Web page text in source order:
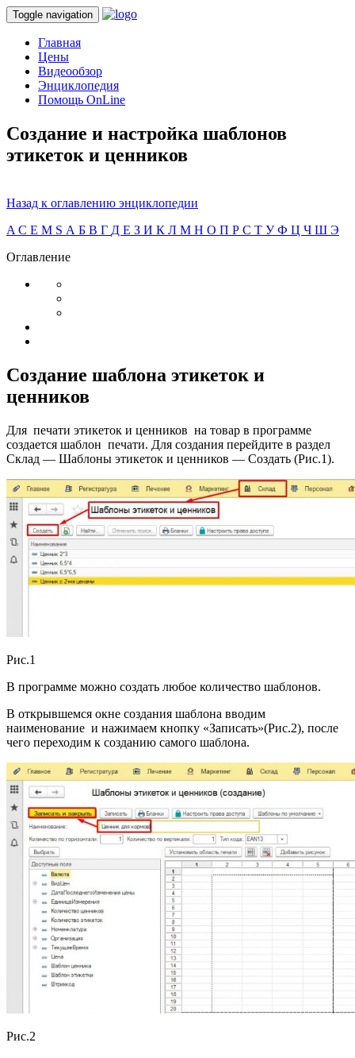
Toggle navigation
Главная
Цены
Видеообзор
Энциклопедия
Помощь OnLine
Создание и настройка шаблонов
этикеток и ценников
Назад к оглавлению энциклопедии
A C E M S А Б В Г Д Е З И К Л М Н О П Р С Т УФ Ц Ч Ш Э
Оглавление
Создание шаблона этикеток и
ценников
Для печати этикеток и ценников на товар в программе
создается шаблон печати. Для создания перейдите в раздел
Склад — Шаблоны этикеток и ценников — Создать (Рис.1).
Рис.1
В программе можно создать любое количество шаблонов.
В открывшемся окне создания шаблона вводим
наименование и нажимаем кнопку «Записать»(Рис.2), после
чего переходим к созданию самого шаблона.
Рис.2